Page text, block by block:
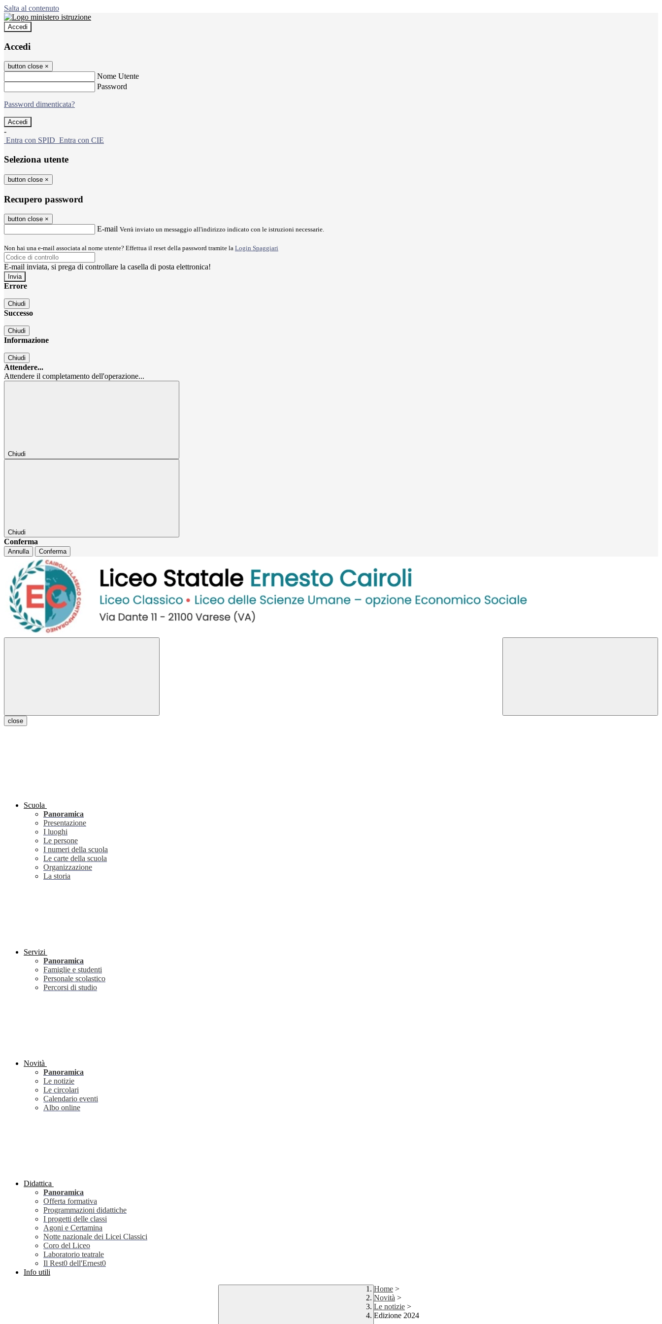
Salta al contenuto
Accedi
Accedi
button close ×
Nome Utente
Password
Password dimenticata?
-
Entra con SPID Entra con CIE
Seleziona utente
button close ×
Recupero password
button close ×
E-mail Verrà inviato un messaggio all'indirizzo indicato con le istruzioni necessarie.
Non hai una e-mail associata al nome utente? Effettua il reset della password tramite la Login Spaggiari
E-mail inviata, si prega di controllare la casella di posta elettronica!
Errore
Chiudi
Successo
Chiudi
Informazione
Chiudi
Attendere...
Attendere il completamento dell'operazione...
Chiudi
Chiudi
Conferma
Annulla Conferma
close
Scuola
Panoramica
Presentazione
I luoghi
Le persone
I numeri della scuola
Le carte della scuola
Organizzazione
La storia
Servizi
Panoramica
Famiglie e studenti
Personale scolastico
Percorsi di studio
Novità
Panoramica
Le notizie
Le circolari
Calendario eventi
Albo online
Didattica
Panoramica
Offerta formativa
Programmazioni didattiche
I progetti delle classi
Agoni e Certamina
Notte nazionale dei Licei Classici
Coro del Liceo
Laboratorio teatrale
Il Rest0 dell'Ernest0
Info utili
Home >
Novità >
Le notizie >
Edizione 2024